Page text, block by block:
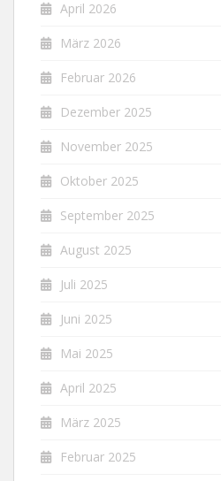
April 2026
März 2026
Februar 2026
Dezember 2025
November 2025
Oktober 2025
September 2025
August 2025
Juli 2025
Juni 2025
Mai 2025
April 2025
März 2025
Februar 2025